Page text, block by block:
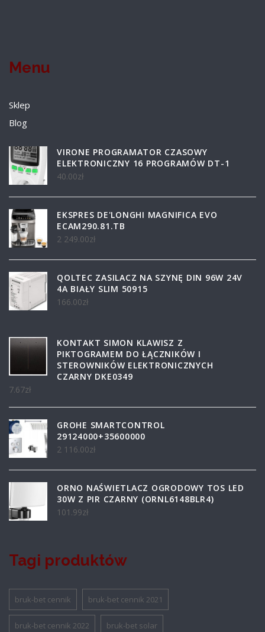
Menu
Sklep
Blog
VIRONE PROGRAMATOR CZASOWY
ELEKTRONICZNY 16 PROGRAMÓW DT-1
40.00zł
EKSPRES DE'LONGHI MAGNIFICA EVO
ECAM290.81.TB
2 249.00zł
QOLTEC ZASILACZ NA SZYNĘ DIN 96W 24V
4A BIAŁY SLIM 50915
166.00zł
KONTAKT SIMON KLAWISZ Z
PIKTOGRAMEM DO ŁĄCZNIKÓW I
STEROWNIKÓW ELEKTRONICZNYCH
CZARNY DKE0349
7.67zł
GROHE SMARTCONTROL
29124000+35600000
2 116.00zł
ORNO NAŚWIETLACZ OGRODOWY TOS LED
30W Z PIR CZARNY (ORNL6148BLR4)
101.99zł
Tagi produktów
bruk-bet cennik bruk-bet cennik 2021
bruk-bet cennik 2022 bruk-bet solar